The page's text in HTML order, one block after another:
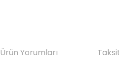
Ürün Yorumları